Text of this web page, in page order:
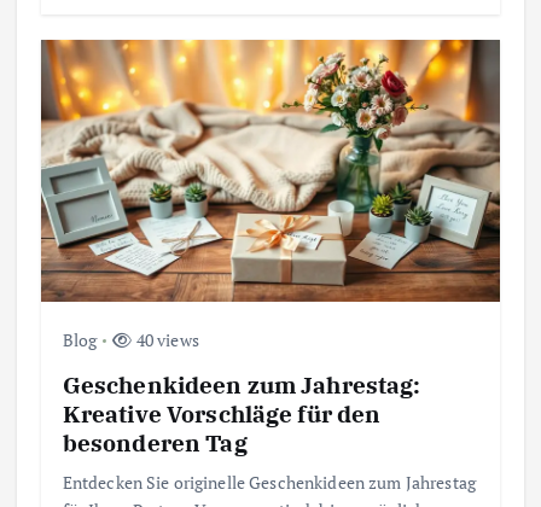
Blog 40 views
Geschenkideen zum Jahrestag:
Kreative Vorschläge für den
besonderen Tag
Entdecken Sie originelle Geschenkideen zum Jahrestag